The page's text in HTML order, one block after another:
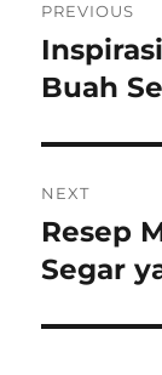
PREVIOUS
Previous
post:
Buah
NEXT
Next
post:
Resep
Segar